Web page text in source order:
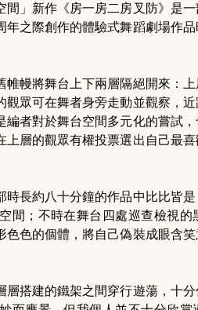
」新作《房一房二房叉防》是
之際創作的體驗式舞蹈劇場作
幔將舞台上下兩層隔絕開來：
眾可在舞者身旁走動並觀察，
者對於舞台空間多元化的嘗試
層的觀眾有權投票選出自己最
長約八十分鐘的作品中比比皆
間；不時在舞台四處巡查檢視
色的個體，將自己偽裝成眼含笑
搭建的鐵架之間穿行遊蕩，十